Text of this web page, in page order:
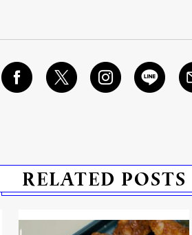
RELATED POSTS